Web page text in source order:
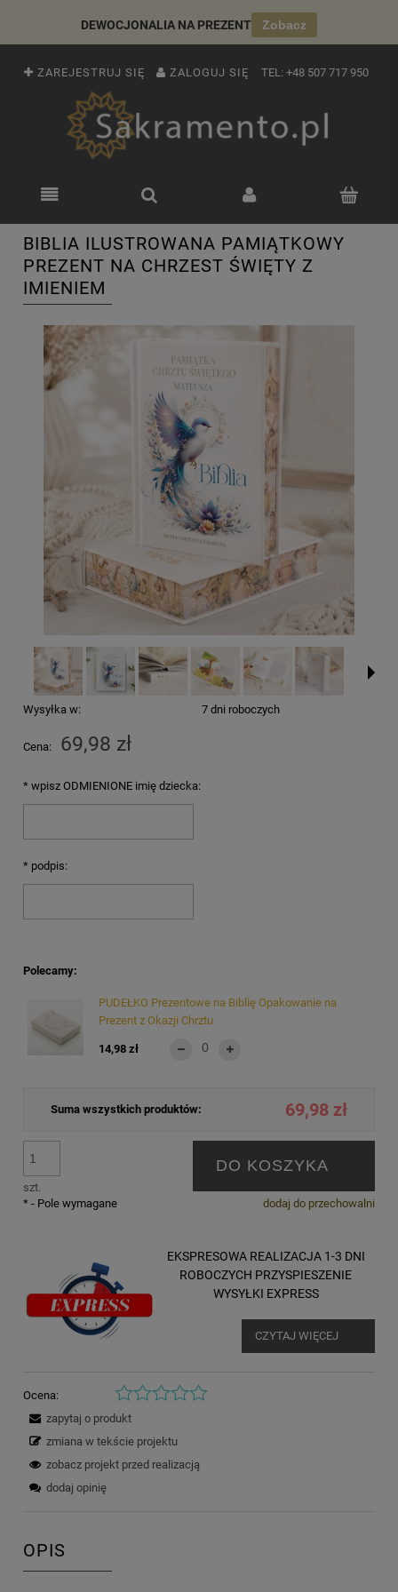
DEWOCJONALIA NA PREZENT Zobacz
ZAREJESTRUJ SIĘ ZALOGUJ SIĘ TEL: +48 507 717 950
BIBLIA ILUSTROWANA PAMIĄTKOWY
PREZENT NA CHRZEST ŚWIĘTY Z
IMIENIEM
Wysyłka w: 7 dni roboczych
Cena: 69,98 zł
* wpisz ODMIENIONE imię dziecka:
* podpis:
Polecamy:
PUDEŁKO Prezentowe na Biblię Opakowanie na
Prezent z Okazji Chrztu
14,98 zł
Suma wszystkich produktów: 69,98 zł
szt.
DO KOSZYKA
dodaj do przechowalni
* - Pole wymagane
EKSPRESOWA REALIZACJA 1-3 DNI
ROBOCZYCH PRZYSPIESZENIE
WYSYŁKI EXPRESS
CZYTAJ WIĘCEJ
Ocena:
zapytaj o produkt
zmiana w tekście projektu
zobacz projekt przed realizacją
dodaj opinię
OPIS